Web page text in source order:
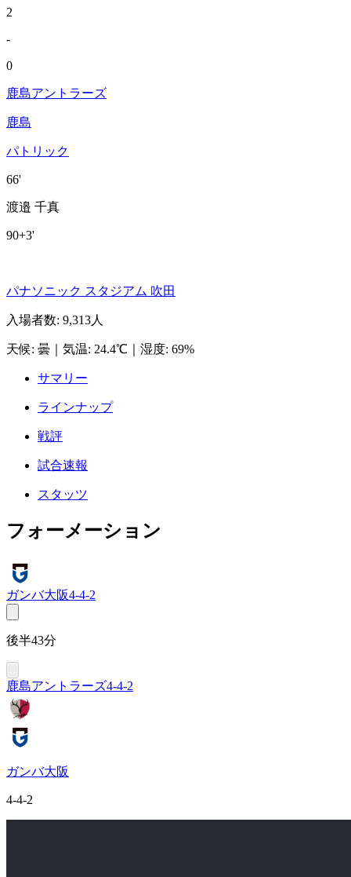
2
-
0
鹿島アントラーズ
鹿島
パトリック
66'
渡邉 千真
90+3'
パナソニック スタジアム 吹田
入場者数: 9,313人
天候: 曇 気温: 24.4℃ 湿度: 69%
サマリー
ラインナップ
戦評
試合速報
スタッツ
フォーメーション
ガンバ大阪4-4-2
後半43分
鹿島アントラーズ4-4-2
ガンバ大阪
4-4-2